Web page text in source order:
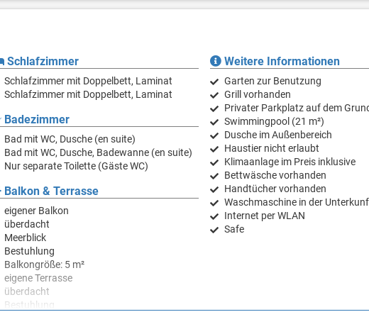
Schlafzimmer
Schlafzimmer mit Doppelbett, Laminat
Schlafzimmer mit Doppelbett, Laminat
Badezimmer
Bad mit WC, Dusche (en suite)
Bad mit WC, Dusche, Badewanne (en suite)
Nur separate Toilette (Gäste WC)
Balkon & Terrasse
eigener Balkon
überdacht
Meerblick
Bestuhlung
Balkongröße: 5 m²
eigene Terrasse
überdacht
Bestuhlung
Weitere Informationen
Garten zur Benutzung
Grill vorhanden
Privater Parkplatz auf dem
Swimmingpool (21 m²)
Dusche im Außenbereich
Haustier nicht erlaubt
Klimaanlage im Preis inklusive
Bettwäsche vorhanden
Handtücher vorhanden
Waschmaschine in der
Internet per WLAN
Safe